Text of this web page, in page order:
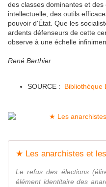
des classes dominantes et
intellectuelle, des outils
pouvoir d'État. Que les
ardents défenseurs de cette
observe à une échelle
René Berthier
SOURCE : Bibliothèque
Le refus des élections
élément identitaire des